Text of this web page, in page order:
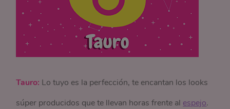
Tauro: Lo tuyo es la perfección, te encantan los looks
súper producidos que te llevan horas frente al espejo.